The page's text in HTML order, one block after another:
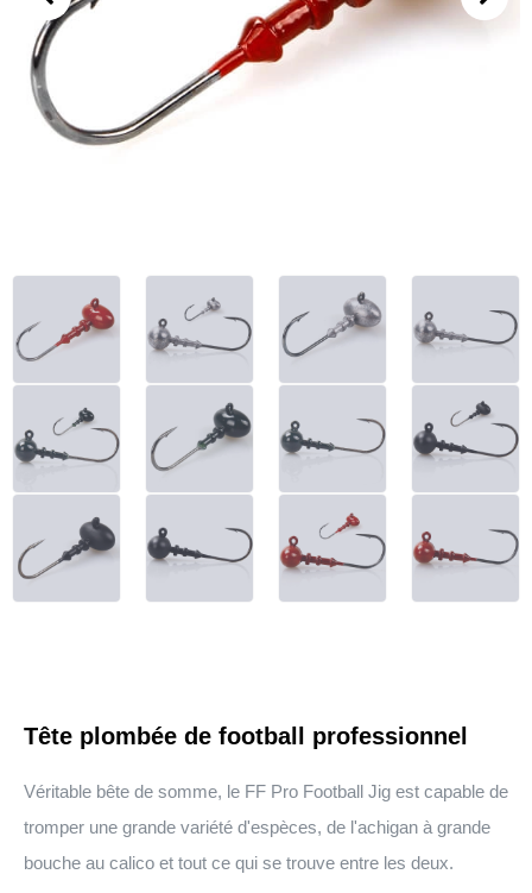
Tête plombée de football professionnel
Véritable bête de somme, le FF Pro Football Jig est capable de
tromper une grande variété d'espèces, de l'achigan à grande
bouche au calico et tout ce qui se trouve entre les deux.